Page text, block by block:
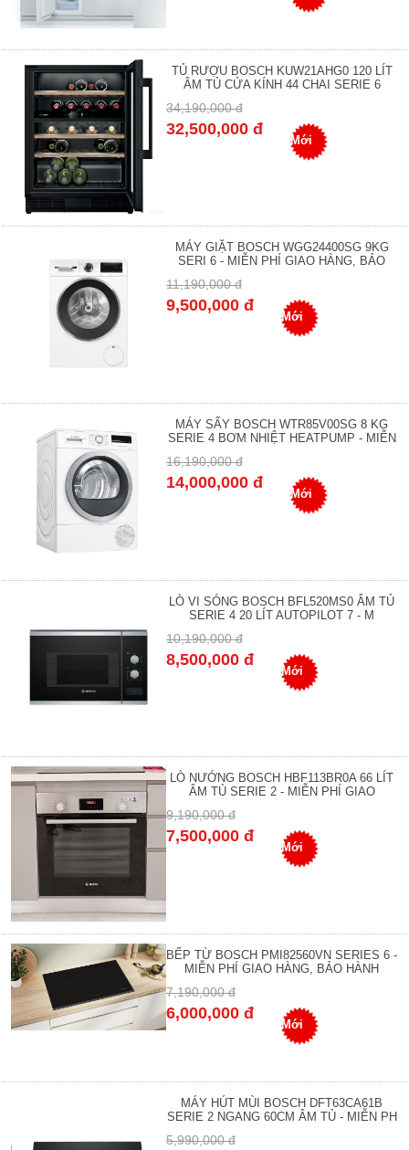
TỦ RƯỢU BOSCH KUW21AHG0 120 LÍT
ÂM TỦ CỬA KÍNH 44 CHAI SERIE 6
34,190,000 đ
32,500,000 đ
Mới
MÁY GIẶT BOSCH WGG24400SG 9KG
SERI 6 - MIỄN PHÍ GIAO HÀNG, BẢO
11,190,000 đ
9,500,000 đ
Mới
MÁY SẤY BOSCH WTR85V00SG 8 KG
SERIE 4 BƠM NHIỆT HEATPUMP - MIỄN
16,190,000 đ
14,000,000 đ
Mới
LÒ VI SÓNG BOSCH BFL520MS0 ÂM TỦ
SERIE 4 20 LÍT AUTOPILOT 7 - M
10,190,000 đ
8,500,000 đ
Mới
LÒ NƯỚNG BOSCH HBF113BR0A 66 LÍT
ÂM TỦ SERIE 2 - MIỄN PHÍ GIAO
9,190,000 đ
7,500,000 đ
Mới
BẾP TỪ BOSCH PMI82560VN SERIES 6 -
MIỄN PHÍ GIAO HÀNG, BẢO HÀNH
7,190,000 đ
6,000,000 đ
Mới
MÁY HÚT MÙI BOSCH DFT63CA61B
SERIE 2 NGANG 60CM ÂM TỦ - MIỄN PH
5,990,000 đ